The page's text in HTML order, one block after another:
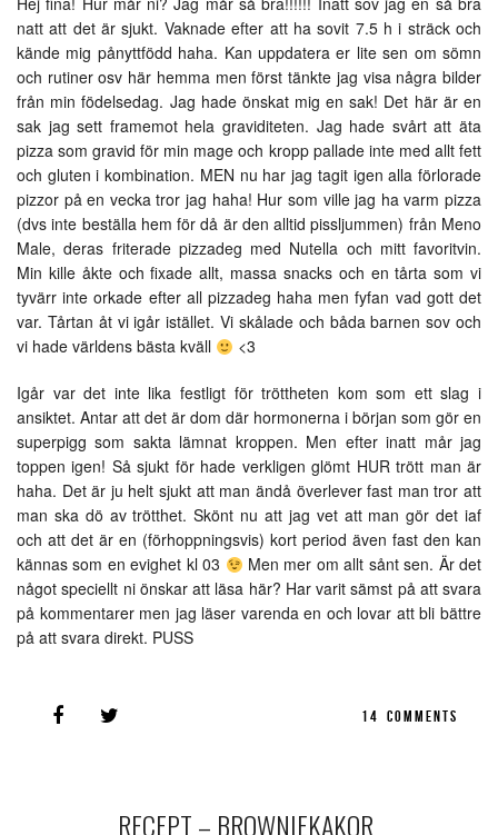
natt att det är sjukt. Vaknade efter att ha sovit 7.5 h i sträck och
kände mig pånyttfödd haha. Kan uppdatera er lite sen om sömn
och rutiner osv här hemma men först tänkte jag visa några bilder
från min födelsedag. Jag hade önskat mig en sak! Det här är en
sak jag sett framemot hela graviditeten. Jag hade svårt att äta
pizza som gravid för min mage och kropp pallade inte med allt fett
och gluten i kombination. MEN nu har jag tagit igen alla förlorade
pizzor på en vecka tror jag haha! Hur som ville jag ha varm pizza
(dvs inte beställa hem för då är den alltid pissljummen) från Meno
Male, deras friterade pizzadeg med Nutella och mitt favoritvin.
Min kille åkte och fixade allt, massa snacks och en tårta som vi
tyvärr inte orkade efter all pizzadeg haha men fyfan vad gott det
var. Tårtan åt vi igår istället. Vi skålade och båda barnen sov och
vi hade världens bästa kväll
<3
Igår var det inte lika festligt för tröttheten kom som ett slag i
ansiktet. Antar att det är dom där hormonerna i början som gör en
superpigg som sakta lämnat kroppen. Men efter inatt mår jag
toppen igen! Så sjukt för hade verkligen glömt HUR trött man är
haha. Det är ju helt sjukt att man ändå överlever fast man tror att
man ska dö av trötthet. Skönt nu att jag vet att man gör det iaf
och att det är en (förhoppningsvis) kort period även fast den kan
kännas som en evighet kl 03
Men mer om allt sånt sen. Är det
något speciellt ni önskar att läsa här? Har varit sämst på att svara
på kommentarer men jag läser varenda en och lovar att bli bättre
på att svara direkt. PUSS
14 COMMENTS
RECEPT – BROWNIEKAKOR